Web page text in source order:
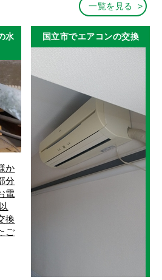
一覧を見る
水
か
分
電
換
ご
国立市でエアコンの交換